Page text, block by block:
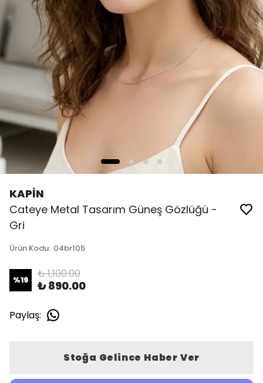
KAPİN
Cateye Metal Tasarım Güneş Gözlüğü -
Gri
Ürün Kodu: 04br105
%19 ₺ 1,100.00
₺ 890.00
Paylaş:
Stoğa Gelince Haber Ver